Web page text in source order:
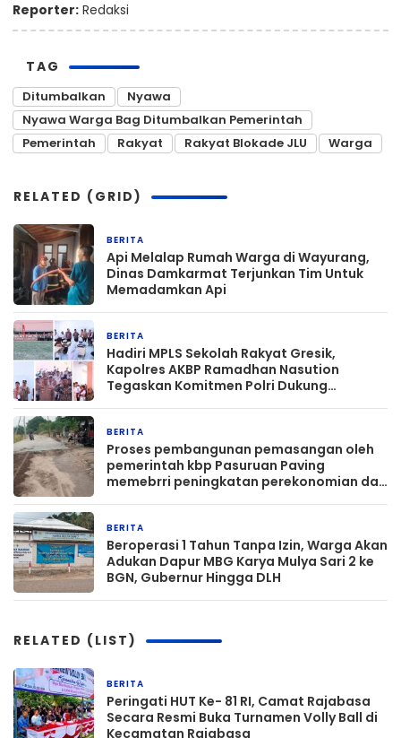
Reporter: Redaksi
TAG
Ditumbalkan
Nyawa
Nyawa Warga Bag Ditumbalkan Pemerintah
Pemerintah
Rakyat Rakyat Blokade JLU Warga
RELATED (GRID)
BERITA
Api Melalap Rumah Warga di Wayurang,
Dinas Damkarmat Terjunkan Tim Untuk
Memadamkan Api
BERITA
Hadiri MPLS Sekolah Rakyat Gresik,
Kapolres AKBP Ramadhan Nasution
Tegaskan Komitmen Polri Dukung
BERITA
Proses pembangunan pemasangan oleh
pemerintah kbp Pasuruan Paving
memebrri peningkatan perekonomian dan
BERITA
Beroperasi 1 Tahun Tanpa Izin, Warga Akan
Adukan Dapur MBG Karya Mulya Sari 2 ke
BGN, Gubernur Hingga DLH
RELATED (LIST)
BERITA
Peringati HUT Ke- 81 RI, Camat Rajabasa
Secara Resmi Buka Turnamen Volly Ball di
Kecamatan Rajabasa